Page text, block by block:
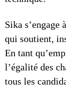
Sika s’engage
qui soutient,
En tant
l’égalité des
tous les